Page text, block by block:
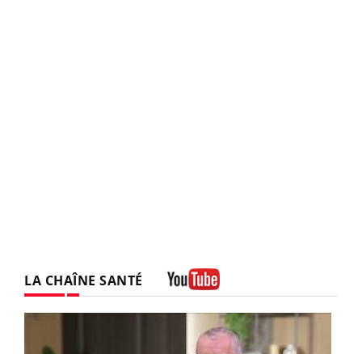
LA CHAÎNE SANTÉ